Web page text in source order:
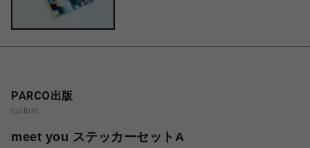
PARCO出版
culture
meet you ステッカーセットA